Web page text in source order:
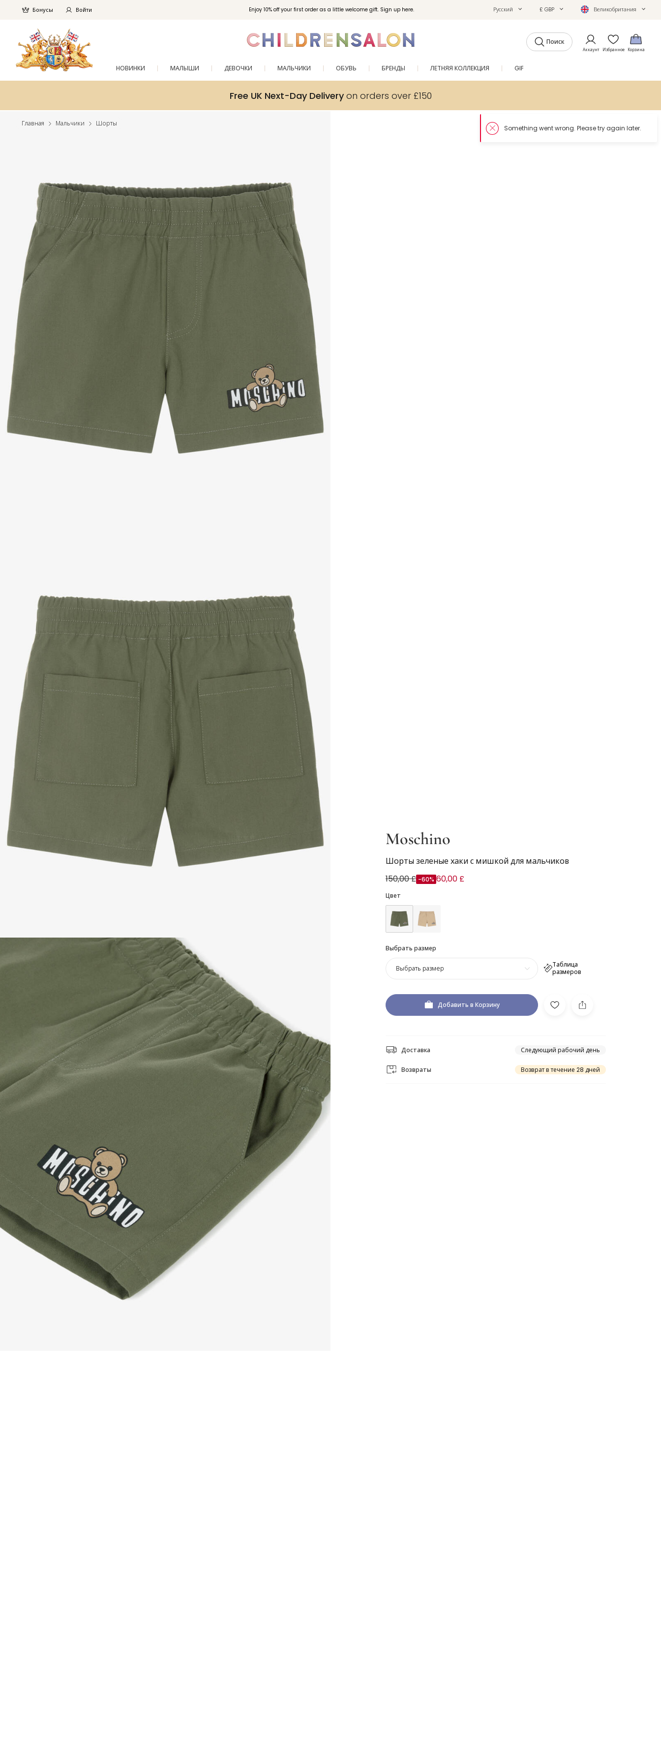
Enjoy 10% off your first order as a little welcome gift. Sign up here.
Бонусы Войти Русский £ GBP Великобритания
Поиск
Аккаунт Избранное Корзина
НОВИНКИ МАЛЫШИ ДЕВОЧКИ МАЛЬЧИКИ ОБУВЬ БРЕНДЫ ЛЕТНЯЯ КОЛЛЕКЦИЯ GIFTS
Free UK Next-Day Deliveryon orders over £150
Главная Мальчики Шорты
Moschino
Шорты зеленые хаки с мишкой для мальчиков
150,00 £ -60% 60,00 £
Цвет
Выбрать размер
Таблица
размеров
Выбрать размер
Добавить в Корзину
Доставка Следующий рабочий день
Возвраты Возврат в течение 28 дней